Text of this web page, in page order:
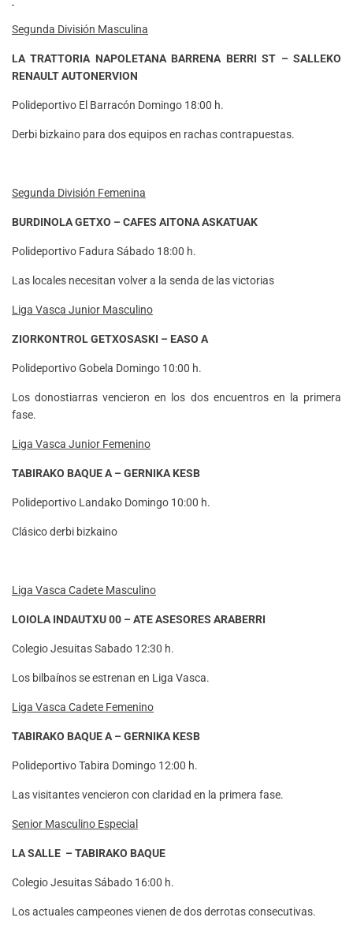
Segunda División Masculina
LA TRATTORIA NAPOLETANA BARRENA BERRI ST – SALLEKO
RENAULT AUTONERVION
Polideportivo El Barracón Domingo 18:00 h.
Derbi bizkaino para dos equipos en rachas contrapuestas.
Segunda División Femenina
BURDINOLA GETXO – CAFES AITONA ASKATUAK
Polideportivo Fadura Sábado 18:00 h.
Las locales necesitan volver a la senda de las victorias
Liga Vasca Junior Masculino
ZIORKONTROL GETXOSASKI – EASO A
Polideportivo Gobela Domingo 10:00 h.
Los donostiarras vencieron en los dos encuentros en la primera
fase.
Liga Vasca Junior Femenino
TABIRAKO BAQUE A – GERNIKA KESB
Polideportivo Landako Domingo 10:00 h.
Clásico derbi bizkaino
Liga Vasca Cadete Masculino
LOIOLA INDAUTXU 00 – ATE ASESORES ARABERRI
Colegio Jesuitas Sabado 12:30 h.
Los bilbaínos se estrenan en Liga Vasca.
Liga Vasca Cadete Femenino
TABIRAKO BAQUE A – GERNIKA KESB
Polideportivo Tabira Domingo 12:00 h.
Las visitantes vencieron con claridad en la primera fase.
Senior Masculino Especial
LA SALLE – TABIRAKO BAQUE
Colegio Jesuitas Sábado 16:00 h.
Los actuales campeones vienen de dos derrotas consecutivas.